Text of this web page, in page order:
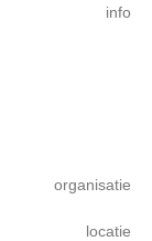
info
organisatie
locatie